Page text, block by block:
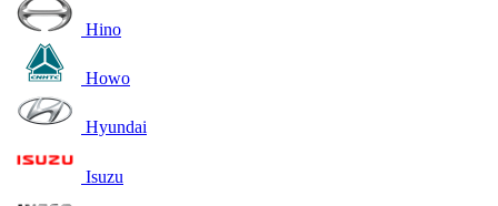
Hino
Howo
Hyundai
Isuzu